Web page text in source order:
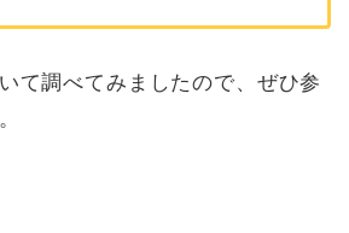
て調べてみましたので、ぜひ参